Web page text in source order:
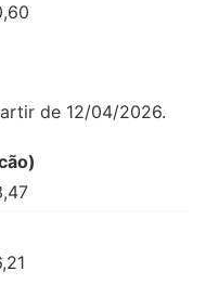
de 12/04/2026.